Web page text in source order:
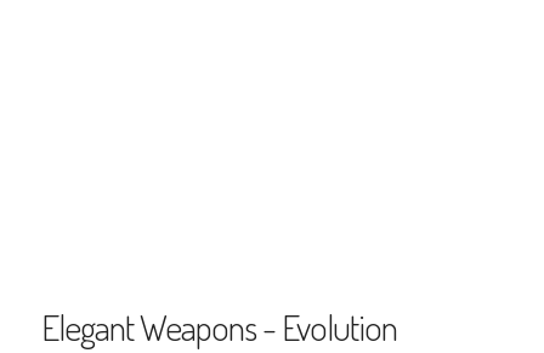
Elegant Weapons - Evolution